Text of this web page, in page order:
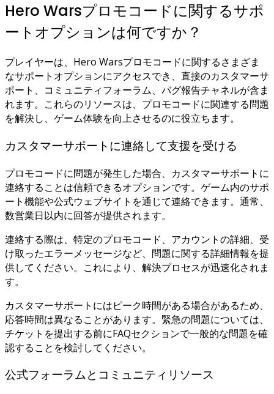
Hero Warsプロモコードに関するサポ
ートオプションは何ですか？
プレイヤーは、Hero Warsプロモコードに関するさまざま
なサポートオプションにアクセスでき、直接のカスタマーサ
ポート、コミュニティフォーラム、バグ報告チャネルが含ま
れます。これらのリソースは、プロモコードに関連する問題
を解決し、ゲーム体験を向上させるのに役立ちます。
カスタマーサポートに連絡して支援を受ける
プロモコードに問題が発生した場合、カスタマーサポートに
連絡することは信頼できるオプションです。ゲーム内のサポ
ート機能や公式ウェブサイトを通じて連絡できます。通常、
数営業日以内に回答が提供されます。
連絡する際は、特定のプロモコード、アカウントの詳細、受
け取ったエラーメッセージなど、問題に関する詳細情報を提
供してください。これにより、解決プロセスが迅速化されま
す。
カスタマーサポートにはピーク時間がある場合があるため、
応答時間は異なることがあります。緊急の問題については、
チケットを提出する前にFAQセクションで一般的な問題を確
認することを検討してください。
公式フォーラムとコミュニティリソース